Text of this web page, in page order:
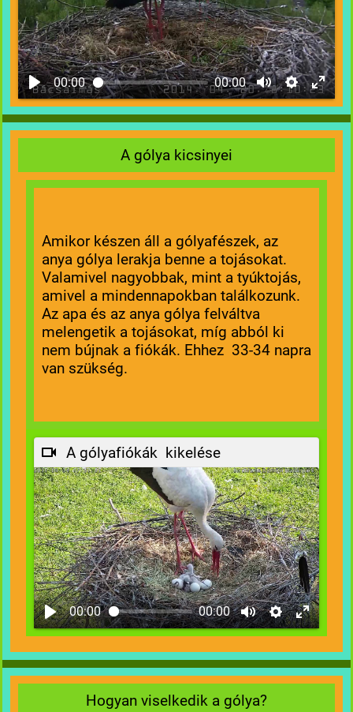
00:00 00:00
A gólya kicsinyei
Amikor készen áll a gólyafészek, az
anya gólya lerakja benne a tojásokat.
Valamivel nagyobbak, mint a tyúktojás,
amivel a mindennapokban találkozunk.
Az apa és az anya gólya felváltva
melengetik a tojásokat, míg abból ki
nem bújnak a fiókák. Ehhez 33-34 napra
van szükség.
A gólyafiókák kikelése
00:00 00:00
Hogyan viselkedik a gólya?